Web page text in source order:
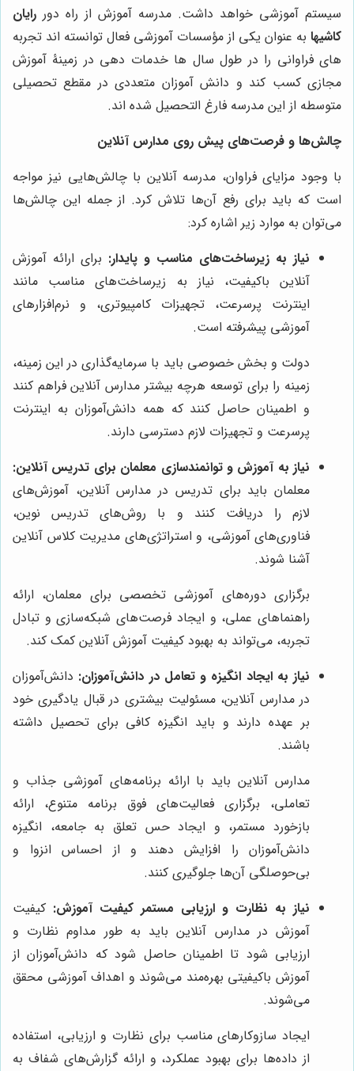
سیستم آموزشی خواهد داشت. مدرسه آموزش از راه دور رایان
کاشیها به عنوان یکی از مؤسسات آموزشی فعال توانسته اند تجربه
های فراوانی را در طول سال ها خدمات دهی در زمینۀ آموزش
مجازی کسب کند و دانش آموزان متعددی در مقطع تحصیلی
متوسطه از این مدرسه فارغ التحصیل شده اند.
چالش‌ها و فرصت‌های پیش روی مدارس آنلاین
با وجود مزایای فراوان، مدرسه آنلاین با چالش‌هایی نیز مواجه
است که باید برای رفع آن‌ها تلاش کرد. از جمله این چالش‌ها
می‌توان به موارد زیر اشاره کرد:
نیاز به زیرساخت‌های مناسب و پایدار: برای ارائه آموزش
آنلاین باکیفیت، نیاز به زیرساخت‌های مناسب مانند
اینترنت پرسرعت، تجهیزات کامپیوتری، و نرم‌افزارهای
آموزشی پیشرفته است.
دولت و بخش خصوصی باید با سرمایه‌گذاری در این زمینه،
زمینه را برای توسعه هرچه بیشتر مدارس آنلاین فراهم کنند
و اطمینان حاصل کنند که همه دانش‌آموزان به اینترنت
پرسرعت و تجهیزات لازم دسترسی دارند.
نیاز به آموزش و توانمندسازی معلمان برای تدریس آنلاین:
معلمان باید برای تدریس در مدارس آنلاین، آموزش‌های
لازم را دریافت کنند و با روش‌های تدریس نوین،
فناوری‌های آموزشی، و استراتژی‌های مدیریت کلاس آنلاین
آشنا شوند.
برگزاری دوره‌های آموزشی تخصصی برای معلمان، ارائه
راهنماهای عملی، و ایجاد فرصت‌های شبکه‌سازی و تبادل
تجربه، می‌تواند به بهبود کیفیت آموزش آنلاین کمک کند.
نیاز به ایجاد انگیزه و تعامل در دانش‌آموزان: دانش‌آموزان
در مدارس آنلاین، مسئولیت بیشتری در قبال یادگیری خود
بر عهده دارند و باید انگیزه کافی برای تحصیل داشته
باشند.
مدارس آنلاین باید با ارائه برنامه‌های آموزشی جذاب و
تعاملی، برگزاری فعالیت‌های فوق برنامه متنوع، ارائه
بازخورد مستمر، و ایجاد حس تعلق به جامعه، انگیزه
دانش‌آموزان را افزایش دهند و از احساس انزوا و
بی‌حوصلگی آن‌ها جلوگیری کنند.
نیاز به نظارت و ارزیابی مستمر کیفیت آموزش: کیفیت
آموزش در مدارس آنلاین باید به طور مداوم نظارت و
ارزیابی شود تا اطمینان حاصل شود که دانش‌آموزان از
آموزش باکیفیتی بهره‌مند می‌شوند و اهداف آموزشی محقق
می‌شوند.
ایجاد سازوکارهای مناسب برای نظارت و ارزیابی، استفاده
از داده‌ها برای بهبود عملکرد، و ارائه گزارش‌های شفاف به